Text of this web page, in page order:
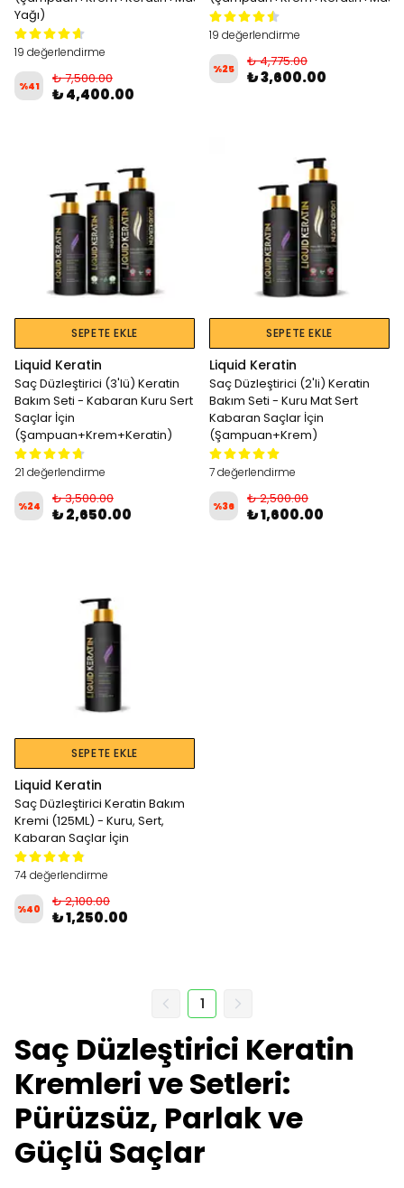
Yağı)
19 değerlendirme
%41 ₺ 7,500.00
₺ 4,400.00
19 değerlendirme
%25 ₺ 4,775.00
₺ 3,600.00
SEPETE EKLE
Liquid Keratin
Saç Düzleştirici (3'lü) Keratin
Bakım Seti - Kabaran Kuru Sert
Saçlar İçin
(Şampuan+Krem+Keratin)
21 değerlendirme
%24 ₺ 3,500.00
₺ 2,650.00
SEPETE EKLE
Liquid Keratin
Saç Düzleştirici (2'li) Keratin
Bakım Seti - Kuru Mat Sert
Kabaran Saçlar İçin
(Şampuan+Krem)
7 değerlendirme
%36 ₺ 2,500.00
₺ 1,600.00
SEPETE EKLE
Liquid Keratin
Saç Düzleştirici Keratin Bakım
Kremi (125ML) - Kuru, Sert,
Kabaran Saçlar İçin
74 değerlendirme
%40 ₺ 2,100.00
₺ 1,250.00
1
Saç Düzleştirici Keratin
Kremleri ve Setleri:
Pürüzsüz, Parlak ve
Güçlü Saçlar